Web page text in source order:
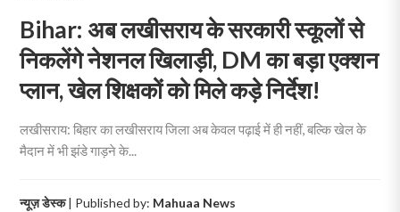
Bihar: अब लखीसराय के सरकारी स्कूलों से
निकलेंगे नेशनल खिलाड़ी, DM का बड़ा एक्शन
प्लान, खेल शिक्षकों को मिले कड़े निर्देश!
लखीसराय: बिहार का लखीसराय जिला अब केवल पढ़ाई में ही नहीं, बल्कि खेल के
मैदान में भी झंडे गाड़ने के...
न्यूज़ डेस्क| Published by: Mahuaa News